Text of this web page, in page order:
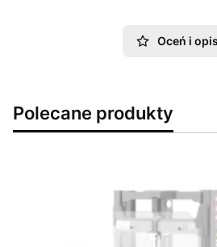
Oceń i
Polecane produkty